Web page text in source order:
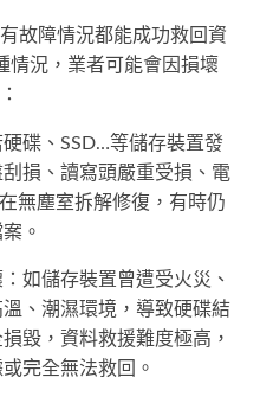
故障情況都能成功救回資
情況，業者可能會因損壞
碟、SSD…等儲存裝置發
損、讀寫頭嚴重受損、電
無塵室拆解修復，有時仍
。
如儲存裝置曾遭受火災、
、潮濕環境，導致硬碟結
毀，資料救援難度極高，
完全無法救回。